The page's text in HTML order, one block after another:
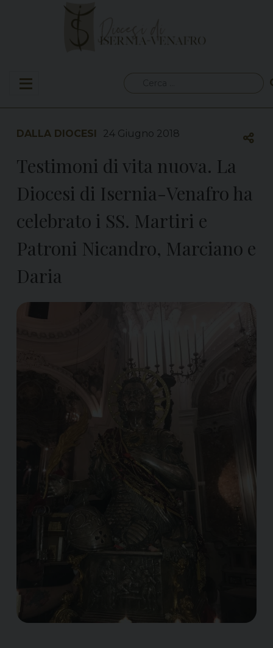
per:
DALLA DIOCESI 24 Giugno 2018
Testimoni di vita nuova. La
Diocesi di Isernia-Venafro ha
celebrato i SS. Martiri e
Patroni Nicandro, Marciano e
Daria